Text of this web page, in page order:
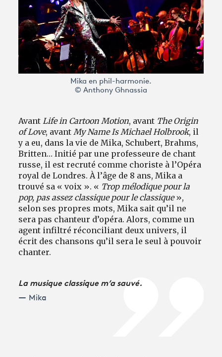
Mika en phil-harmonie.
© Anthony Ghnassia
Avant Life in Cartoon Motion, avant The Origin
of Love, avant My Name Is Michael Holbrook, il
y a eu, dans la vie de Mika, Schubert, Brahms,
Britten… Initié par une professeure de chant
russe, il est recruté comme choriste à l’Opéra
royal de Londres. À l’âge de 8 ans, Mika a
trouvé sa « voix ». « Trop mélodique pour la
pop, pas assez classique pour le classique»,
selon ses propres mots, Mika sait qu’il ne
sera pas chanteur d’opéra. Alors, comme un
agent infiltré réconciliant deux univers, il
écrit des chansons qu’il sera le seul à pouvoir
chanter.
La musique classique m’a sauvé.
Mika